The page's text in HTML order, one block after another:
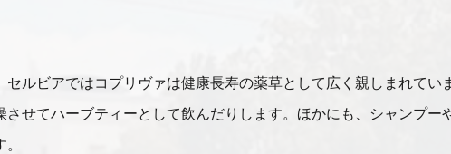
ルビアではコプリヴァは健康長寿の薬草として広く親しまれて
せてハーブティーとして飲んだりします。ほかにも、シャンプ